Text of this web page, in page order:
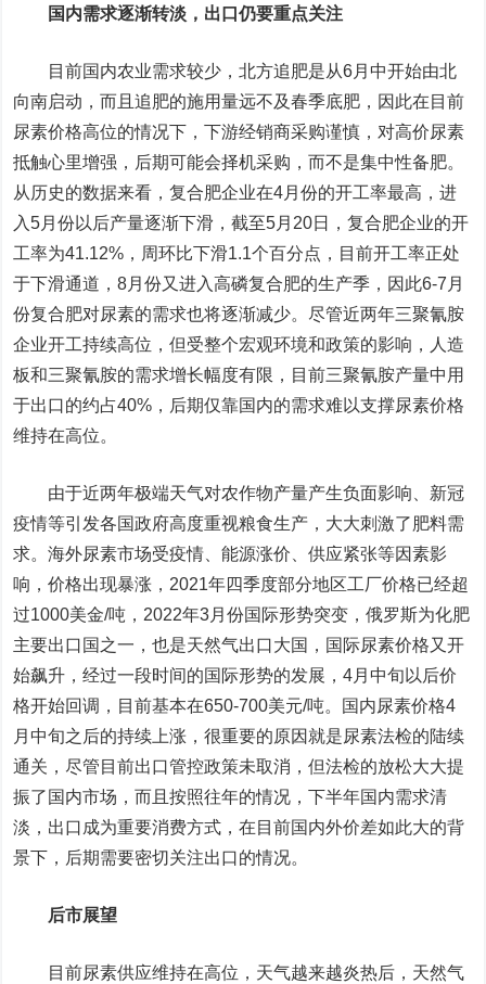
国内需求逐渐转淡，出口仍要重点关注
目前国内农业需求较少，北方追肥是从6月中开始由北
向南启动，而且追肥的施用量远不及春季底肥，因此在目前
尿素价格高位的情况下，下游经销商采购谨慎，对高价尿素
抵触心里增强，后期可能会择机采购，而不是集中性备肥。
从历史的数据来看，复合肥企业在4月份的开工率最高，进
入5月份以后产量逐渐下滑，截至5月20日，复合肥企业的开
工率为41.12%，周环比下滑1.1个百分点，目前开工率正处
于下滑通道，8月份又进入高磷复合肥的生产季，因此6-7月
份复合肥对尿素的需求也将逐渐减少。尽管近两年三聚氰胺
企业开工持续高位，但受整个宏观环境和政策的影响，人造
板和三聚氰胺的需求增长幅度有限，目前三聚氰胺产量中用
于出口的约占40%，后期仅靠国内的需求难以支撑尿素价格
维持在高位。
由于近两年极端天气对农作物产量产生负面影响、新冠
疫情等引发各国政府高度重视粮食生产，大大刺激了肥料需
求。海外尿素市场受疫情、能源涨价、供应紧张等因素影
响，价格出现暴涨，2021年四季度部分地区工厂价格已经超
过1000美金/吨，2022年3月份国际形势突变，俄罗斯为化肥
主要出口国之一，也是天然气出口大国，国际尿素价格又开
始飙升，经过一段时间的国际形势的发展，4月中旬以后价
格开始回调，目前基本在650-700美元/吨。国内尿素价格4
月中旬之后的持续上涨，很重要的原因就是尿素法检的陆续
通关，尽管目前出口管控政策未取消，但法检的放松大大提
振了国内市场，而且按照往年的情况，下半年国内需求清
淡，出口成为重要消费方式，在目前国内外价差如此大的背
景下，后期需要密切关注出口的情况。
后市展望
目前尿素供应维持在高位，天气越来越炎热后，天然气